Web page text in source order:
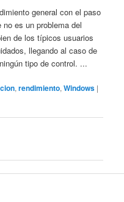
general con el paso
es un problema del
de los típicos usuarios
llegando al caso de
tipo de control. ...
,rendimiento,Windows |